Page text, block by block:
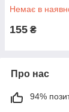
Немає в
155 ₴
Про нас
94%